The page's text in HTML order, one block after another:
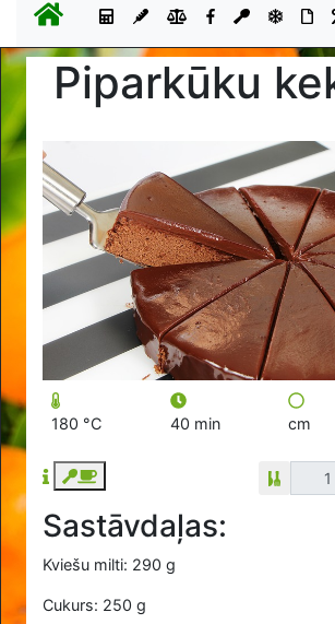
Piparkūku
180 °C 40 min cm
Sastāvdaļas:
Kviešu milti: 290 g
Cukurs: 250 g